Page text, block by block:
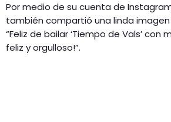
Por medio de su cuenta de
también compartió una linda
“Feliz de bailar ‘Tiempo de Vals’ con
feliz y orgulloso!”.